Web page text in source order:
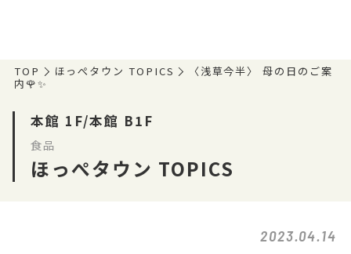
TOP ほっぺタウン TOPICS
〈浅草今半〉 母の日のご案
内🌹✨
本館 1F/本館 B1F
食品
ほっぺタウン TOPICS
2023.04.14